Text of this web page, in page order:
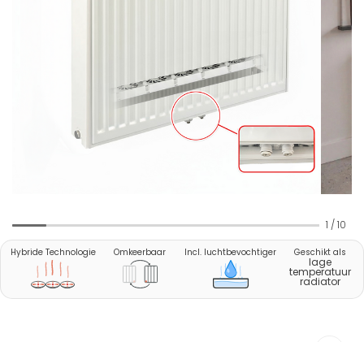
1 / 10
Hybride Technologie Omkeerbaar Incl. luchtbevochtiger Geschikt als
lage
temperatuur
radiator